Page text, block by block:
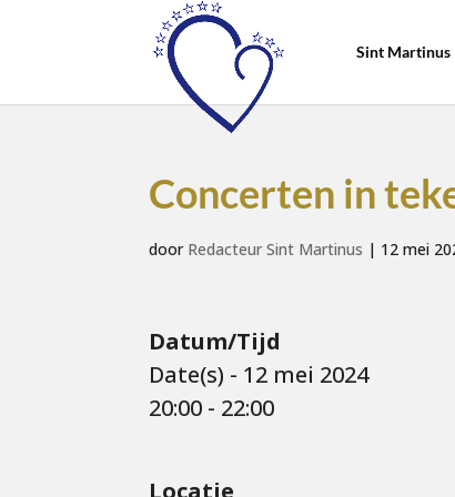
Sint Martinus
Concerten in
door Redacteur Sint Martinus | 12 mei
Datum/Tijd
Date(s) - 12 mei 2024
20:00 - 22:00
Locatie